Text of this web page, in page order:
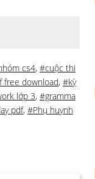
cs4, #cuộc thi
free download, #kỳ
lớp 3, #gramma
pdf, #Phụ huynh